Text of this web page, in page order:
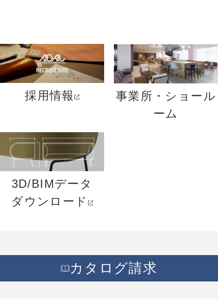
採用情報
事業所・ショール
ーム
3D/BIMデータ
ダウンロード
カタログ請求